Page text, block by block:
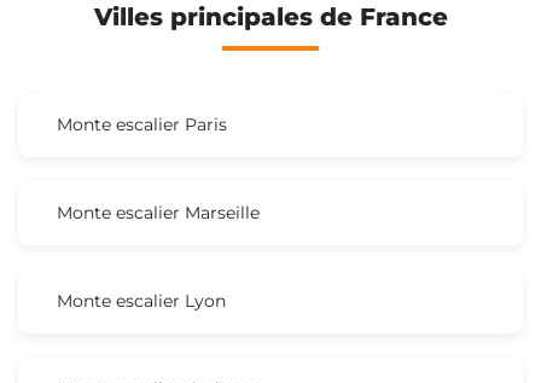
Villes principales de France
Monte escalier Paris
Monte escalier Marseille
Monte escalier Lyon